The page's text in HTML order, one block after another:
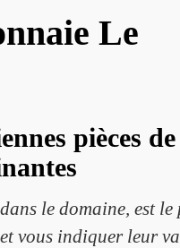
Le
pièces
le domaine, est le
vous indiquer leur